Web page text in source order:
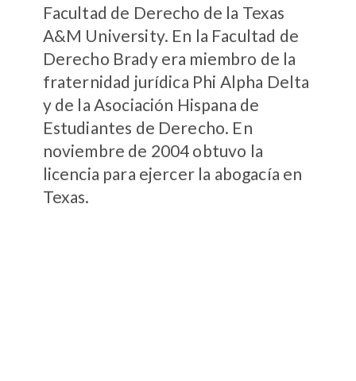
Facultad de Derecho de la Texas
A&M University. En la Facultad de
Derecho Brady era miembro de la
fraternidad jurídica Phi Alpha Delta
y de la Asociación Hispana de
Estudiantes de Derecho. En
noviembre de 2004 obtuvo la
licencia para ejercer la abogacía en
Texas.